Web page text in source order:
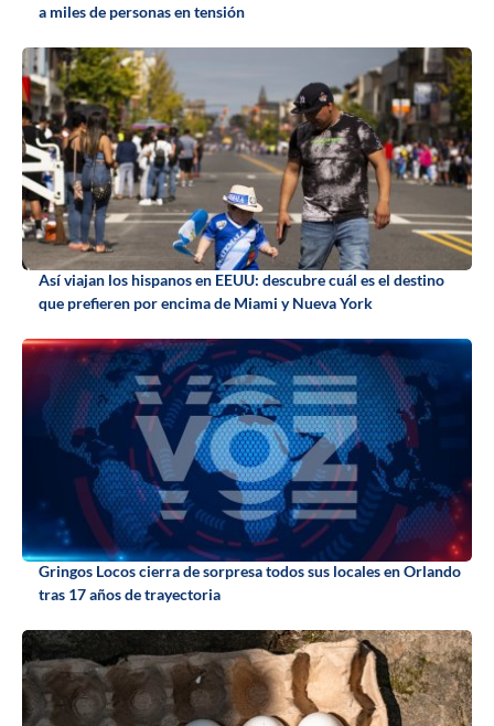
a miles de personas en tensión
Así viajan los hispanos en EEUU: descubre cuál es el destino
que prefieren por encima de Miami y Nueva York
Gringos Locos cierra de sorpresa todos sus locales en Orlando
tras 17 años de trayectoria